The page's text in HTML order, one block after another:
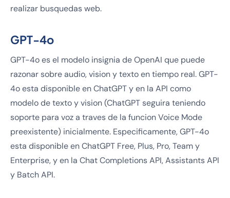
realizar busquedas web.
GPT-4o
GPT-4o es el modelo insignia de OpenAI que puede
razonar sobre audio, vision y texto en tiempo real. GPT-
4o esta disponible en ChatGPT y en la API como
modelo de texto y vision (ChatGPT seguira teniendo
soporte para voz a traves de la funcion Voice Mode
preexistente) inicialmente. Especificamente, GPT-4o
esta disponible en ChatGPT Free, Plus, Pro, Team y
Enterprise, y en la Chat Completions API, Assistants API
y Batch API.